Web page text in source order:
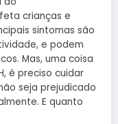
crianças e
sintomas são
e podem
Mas, uma coisa
é preciso cuidar
seja prejudicado
E quanto